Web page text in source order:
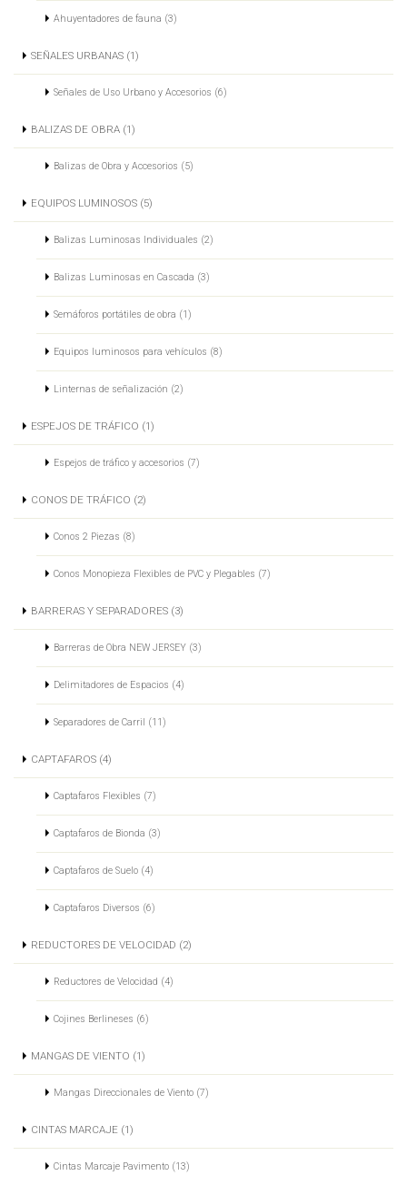
Ahuyentadores de fauna (3)
SEÑALES URBANAS (1)
Señales de Uso Urbano y Accesorios (6)
BALIZAS DE OBRA (1)
Balizas de Obra y Accesorios (5)
EQUIPOS LUMINOSOS (5)
Balizas Luminosas Individuales (2)
Balizas Luminosas en Cascada (3)
Semáforos portátiles de obra (1)
Equipos luminosos para vehículos (8)
Linternas de señalización (2)
ESPEJOS DE TRÁFICO (1)
Espejos de tráfico y accesorios (7)
CONOS DE TRÁFICO (2)
Conos 2 Piezas (8)
Conos Monopieza Flexibles de PVC y Plegables (7)
BARRERAS Y SEPARADORES (3)
Barreras de Obra NEW JERSEY (3)
Delimitadores de Espacios (4)
Separadores de Carril (11)
CAPTAFAROS (4)
Captafaros Flexibles (7)
Captafaros de Bionda (3)
Captafaros de Suelo (4)
Captafaros Diversos (6)
REDUCTORES DE VELOCIDAD (2)
Reductores de Velocidad (4)
Cojines Berlineses (6)
MANGAS DE VIENTO (1)
Mangas Direccionales de Viento (7)
CINTAS MARCAJE (1)
Cintas Marcaje Pavimento (13)